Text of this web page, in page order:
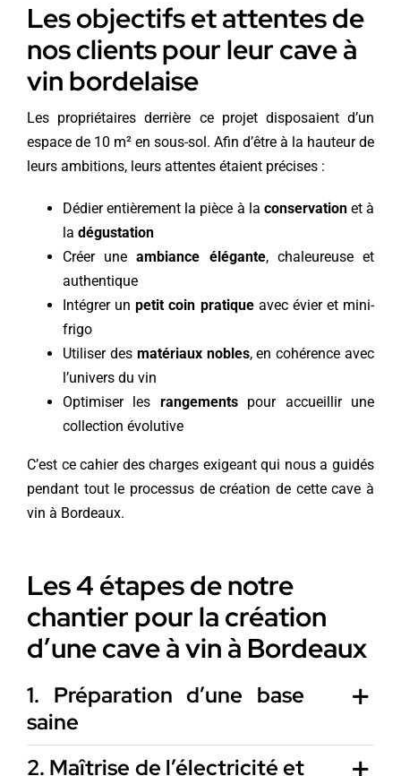
Les objectifs et attentes de
nos clients pour leur cave à
vin bordelaise
Les propriétaires derrière ce projet disposaient d’un
espace de 10 m² en sous-sol. Afin d’être à la hauteur de
leurs ambitions, leurs attentes étaient précises :
Dédier entièrement la pièce à la conservationet à
la dégustation
Créer uneambiance élégante, chaleureuse et
authentique
Intégrer unpetit coin pratiqueavec évier et mini-
frigo
Utiliser des matériaux nobles, en cohérence avec
l’univers du vin
Optimiser les rangementspour accueillir une
collection évolutive
C’est ce cahier des charges exigeant qui nous a guidés
pendant tout le processus de création de cette cave à
vin à Bordeaux.
Les 4 étapes de notre
chantier pour la création
d’une cave à vin à Bordeaux
1. Préparation d’une base
saine
2. Maîtrise de l’électricité et